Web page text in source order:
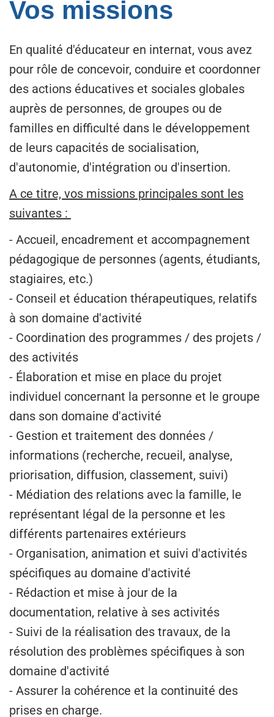
Vos missions
En qualité d'éducateur en internat, vous avez
pour rôle de concevoir, conduire et coordonner
des actions éducatives et sociales globales
auprès de personnes, de groupes ou de
familles en difficulté dans le développement
de leurs capacités de socialisation,
d'autonomie, d'intégration ou d'insertion.
A ce titre, vos missions principales sont les
suivantes :
- Accueil, encadrement et accompagnement
pédagogique de personnes (agents, étudiants,
stagiaires, etc.)
- Conseil et éducation thérapeutiques, relatifs
à son domaine d'activité
- Coordination des programmes / des projets /
des activités
- Élaboration et mise en place du projet
individuel concernant la personne et le groupe
dans son domaine d'activité
- Gestion et traitement des données /
informations (recherche, recueil, analyse,
priorisation, diffusion, classement, suivi)
- Médiation des relations avec la famille, le
représentant légal de la personne et les
différents partenaires extérieurs
- Organisation, animation et suivi d'activités
spécifiques au domaine d'activité
- Rédaction et mise à jour de la
documentation, relative à ses activités
- Suivi de la réalisation des travaux, de la
résolution des problèmes spécifiques à son
domaine d'activité
- Assurer la cohérence et la continuité des
prises en charge.